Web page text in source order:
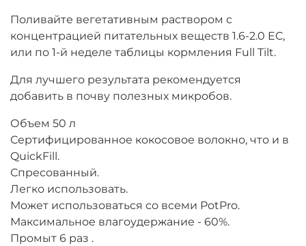
Поливайте вегетативным раствором с
концентрацией питательных веществ 1.6-2.0 EC,
или по 1-й неделе таблицы кормления Full Tilt.
Для лучшего результата рекомендуется
добавить в почву полезных микробов.
Объем 50 л
Сертифицированное кокосовое волокно, что и в
QuickFill.
Спресованный.
Легко использовать.
Может использоваться со всеми PotPro.
Максимальное влагоудержание - 60%.
Промыт 6 раз .